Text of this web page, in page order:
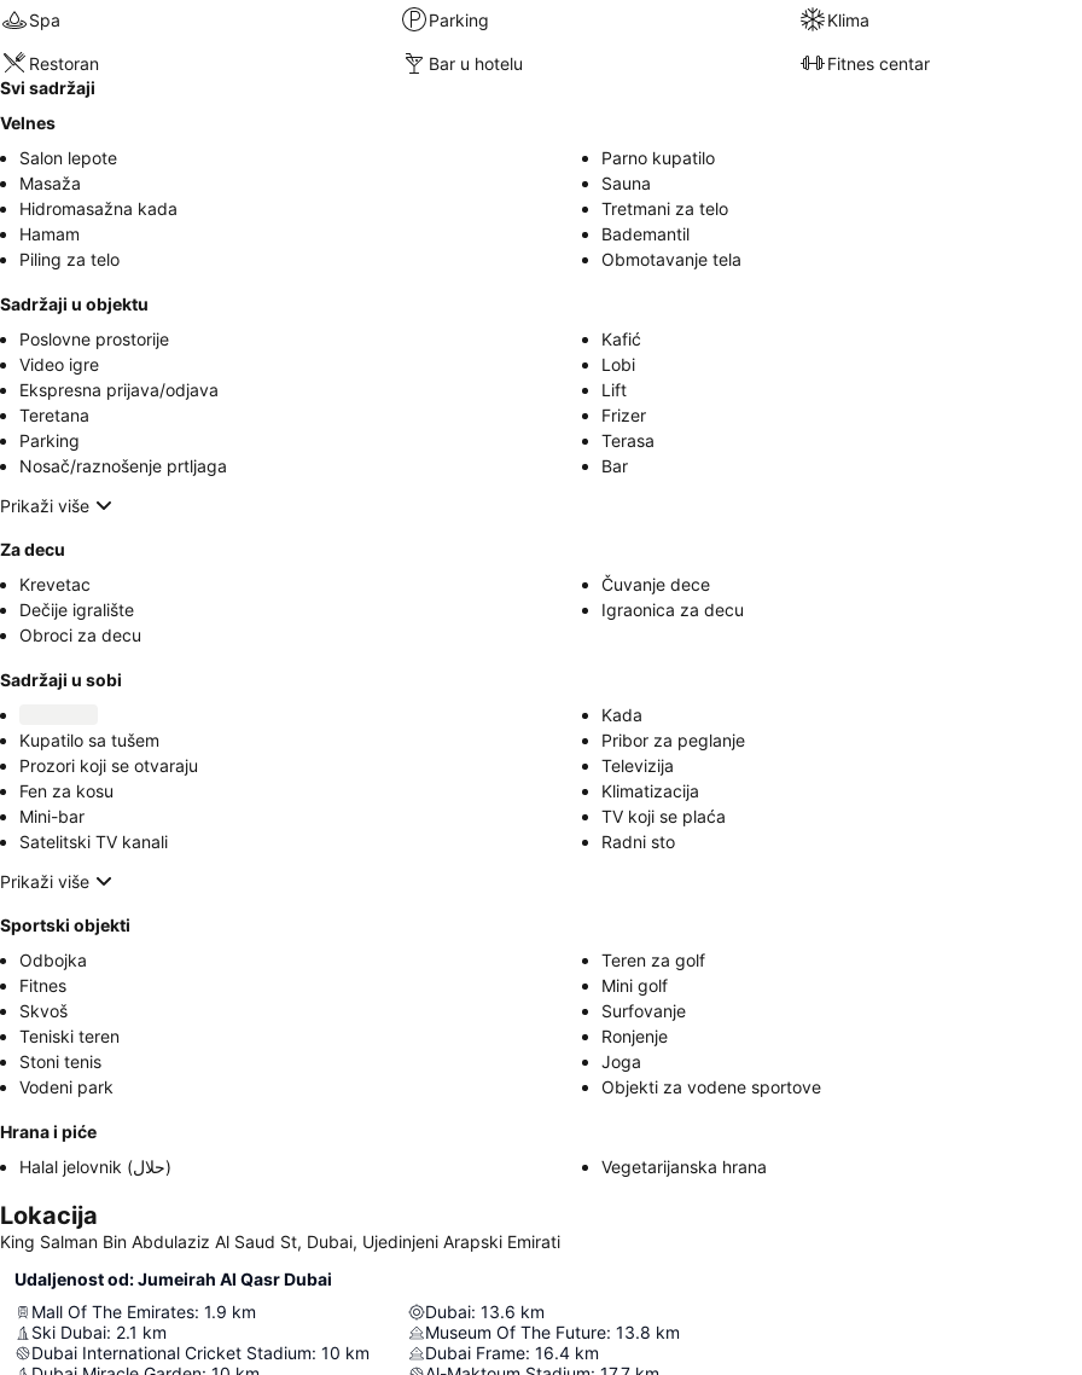
Spa Parking Klima
Restoran Bar u hotelu
Fitnes centar
Svi sadržaji
Velnes
Salon lepote
Parno kupatilo
Masaža
Sauna
Hidromasažna kada
Tretmani za telo
Hamam
Bademantil
Piling za telo
Obmotavanje tela
Sadržaji u objektu
Poslovne prostorije
Kafić
Video igre
Lobi
Ekspresna prijava/odjava
Lift
Teretana
Frizer
Parking
Terasa
Nosač/raznošenje prtljaga
Bar
Prikaži više
Za decu
Krevetac
Čuvanje dece
Dečije igralište
Igraonica za decu
Obroci za decu
Sadržaji u sobi
Kada
Kupatilo sa tušem
Pribor za peglanje
Prozori koji se otvaraju
Televizija
Fen za kosu
Klimatizacija
Mini-bar
TV koji se plaća
Satelitski TV kanali
Radni sto
Prikaži više
Sportski objekti
Odbojka
Teren za golf
Fitnes
Mini golf
Skvoš
Surfovanje
Teniski teren
Ronjenje
Stoni tenis
Joga
Vodeni park
Objekti za vodene sportove
Hrana i piće
Halal jelovnik (حلال)
Vegetarijanska hrana
Lokacija
King Salman Bin Abdulaziz Al Saud St, Dubai, Ujedinjeni Arapski Emirati
Udaljenost od: Jumeirah Al Qasr Dubai
Mall Of The Emirates: 1.9 km
Ski Dubai: 2.1 km
Dubai International Cricket Stadium: 10 km
Dubai: 13.6 km
Museum Of The Future: 13.8 km
Dubai Frame: 16.4 km